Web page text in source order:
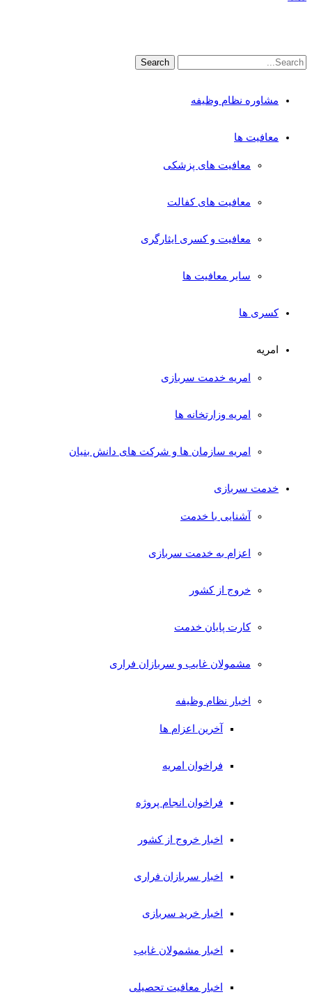
مشاوره نظام وظیفه
معافیت ها
معافیت های پزشکی
معافیت های کفالت
معافیت و کسری ایثارگری
سایر معافیت ها
کسری ها
امریه
امریه خدمت سربازی
امریه وزارتخانه ها
امریه سازمان ها و شرکت های دانش بنیان
خدمت سربازی
آشنایی با خدمت
اعزام به خدمت سربازی
خروج از کشور
کارت پایان خدمت
مشمولان غایب و سربازان فراری
اخبار نظام وظیفه
آخرین اعزام ها
فراخوان امریه
فراخوان انجام پروژه
اخبار خروج از کشور
اخبار سربازان فراری
اخبار خرید سربازی
اخبار مشمولان غایب
اخبار معافیت تحصیلی